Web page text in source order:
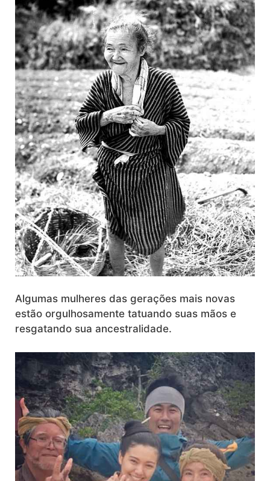
Algumas mulheres das gerações mais novas
estão orgulhosamente tatuando suas mãos e
resgatando sua ancestralidade.